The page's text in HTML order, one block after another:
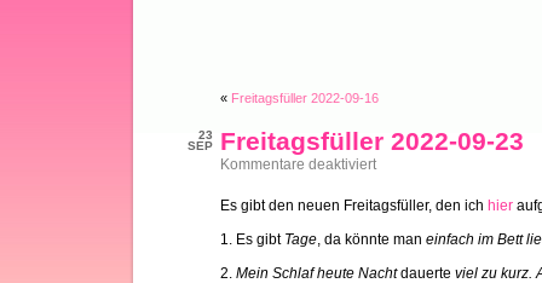
« Freitagsfüller 2022-09-16
23
SEP
Freitagsfüller 2022-09-23
Kommentare deaktiviertfür
09-
Es gibt den neuen Freitagsfüller, den ich hier
1. Es gibt Tage , da könnte man einfach im Bett
2. Mein Schlaf heute Nachtdauerte viel zu kurz.